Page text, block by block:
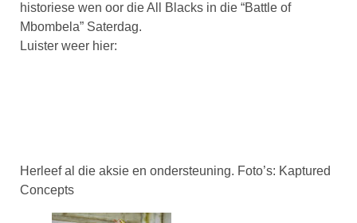
historiese wen oor die All Blacks in die “Battle of
Mbombela” Saterdag.
Luister weer hier:
Herleef al die aksie en ondersteuning. Foto’s: Kaptured
Concepts